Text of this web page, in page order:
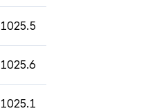
1025.5
1025.6
1025.1